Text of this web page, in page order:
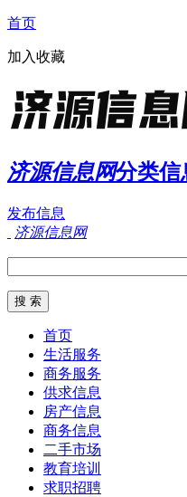
首页
加入收藏
济源信息网分类信
发布信息
济源信息网
首页
生活服务
商务服务
供求信息
房产信息
商务信息
二手市场
教育培训
求职招聘